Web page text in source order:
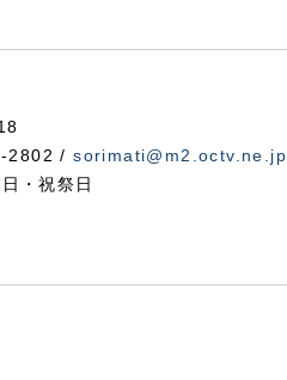
2802 /sorimati@m2.octv.ne.jp
・祝祭日